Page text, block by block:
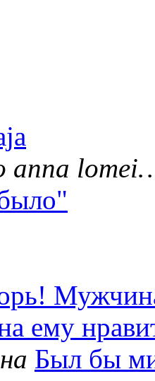
anna
ему
Был бы